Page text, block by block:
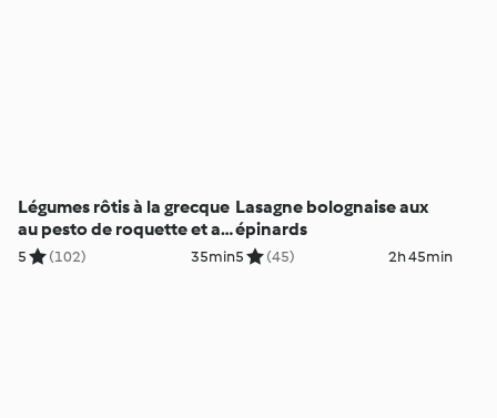
Légumes rôtis à la grecque
au pesto de roquette et au
citron
5 (102) 35min
Lasagne bolognaise aux
épinards
5 (45) 2h 45min